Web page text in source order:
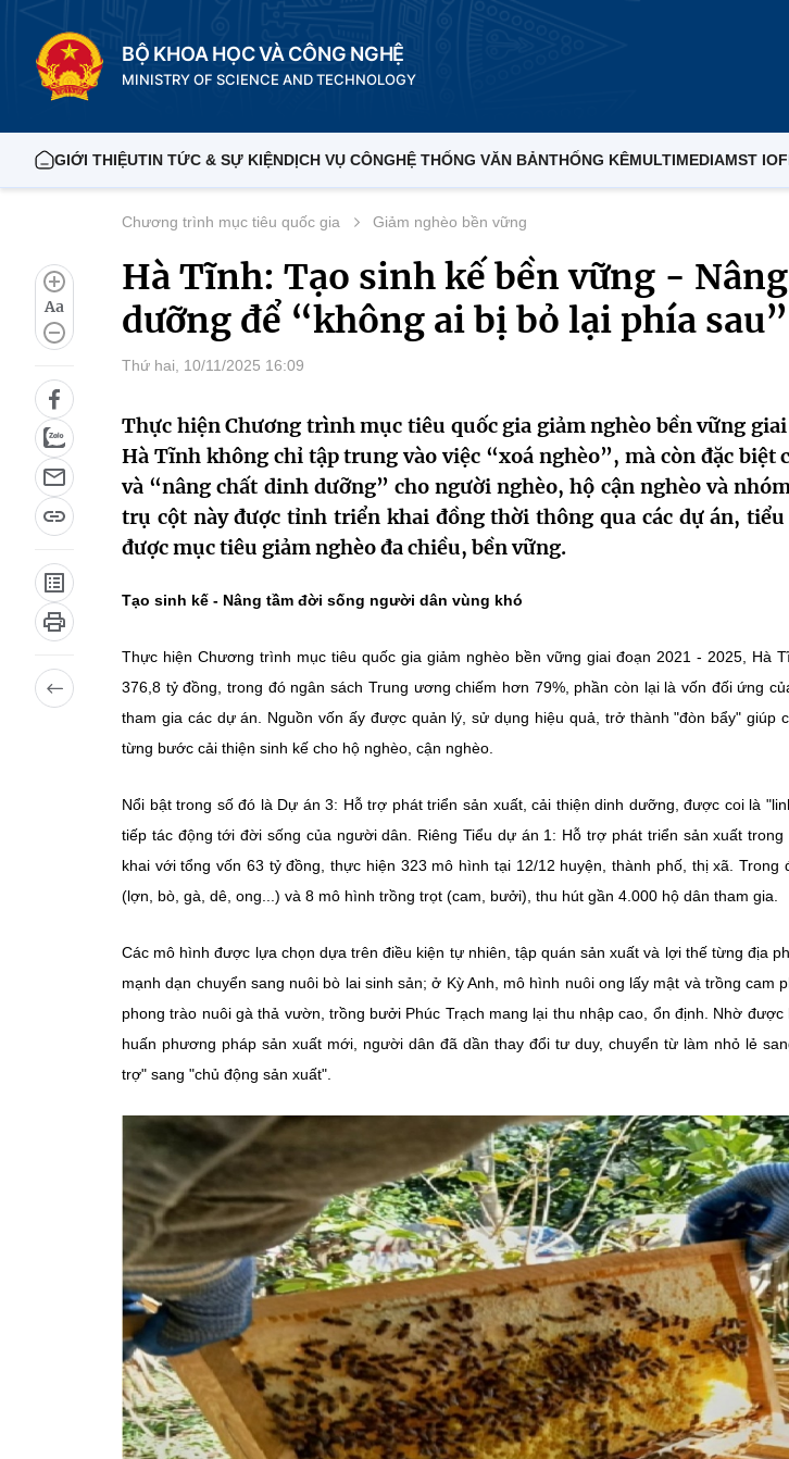
BỘ KHOA HỌC VÀ CÔNG NGHỆ
MINISTRY OF SCIENCE AND TECHNOLOGY
GIỚI THIỆUTIN TỨC & SỰ KIỆNDỊCH VỤ CÔNGHỆ THỐNG VĂN BẢNTHỐNG KÊMULTIMEDIAMST
Aa
Chương trình mục tiêu quốc gia Giảm nghèo bền vững
Hà Tĩnh: Tạo sinh kế bền vững -
dưỡng để “không ai bị bỏ lại phía sau”
Thứ hai, 10/11/2025 16:09
Thực hiện Chương trình mục tiêu quốc gia giảm nghèo bền vững
Hà Tĩnh không chỉ tập trung vào việc “xoá nghèo”, mà còn đặc biệt
và “nâng chất dinh dưỡng” cho người nghèo, hộ cận nghèo và
trụ cột này được tỉnh triển khai đồng thời thông qua các dự án,
được mục tiêu giảm nghèo đa chiều, bền vững.
Tạo sinh kế - Nâng tầm đời sống người dân vùng khó
Thực hiện Chương trình mục tiêu quốc gia giảm nghèo bền vững giai đoạn 2021 - 2025, Hà
376,8 tỷ đồng, trong đó ngân sách Trung ương chiếm hơn 79%, phần còn lại là vốn đối ứng
tham gia các dự án. Nguồn vốn ấy được quản lý, sử dụng hiệu quả, trở thành "đòn bẩy" giúp
từng bước cải thiện sinh kế cho hộ nghèo, cận nghèo.
Nổi bật trong số đó là Dự án 3: Hỗ trợ phát triển sản xuất, cải thiện dinh dưỡng, được coi là
tiếp tác động tới đời sống của người dân. Riêng Tiểu dự án 1: Hỗ trợ phát triển sản xuất
khai với tổng vốn 63 tỷ đồng, thực hiện 323 mô hình tại 12/12 huyện, thành phố, thị xã.
(lợn, bò, gà, dê, ong...) và 8 mô hình trồng trọt (cam, bưởi), thu hút gần 4.000 hộ dân tham gia.
Các mô hình được lựa chọn dựa trên điều kiện tự nhiên, tập quán sản xuất và lợi thế từng địa
mạnh dạn chuyển sang nuôi bò lai sinh sản; ở Kỳ Anh, mô hình nuôi ong lấy mật và trồng cam
phong trào nuôi gà thả vườn, trồng bưởi Phúc Trạch mang lại thu nhập cao, ổn định. Nhờ
huấn phương pháp sản xuất mới, người dân đã dần thay đổi tư duy, chuyển từ làm nhỏ lẻ
trợ" sang "chủ động sản xuất".